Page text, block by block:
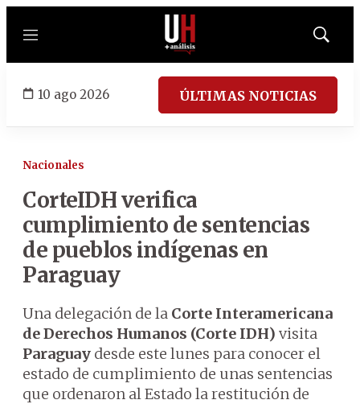
Menú
Mostrar
10 ago 2026 ÚLTIMAS NOTICIAS
Nacionales
CorteIDH verifica
cumplimiento de sentencias
de pueblos indígenas en
Paraguay
Una delegación de la Corte Interamericana
de Derechos Humanos (Corte IDH) visita
Paraguay desde este lunes para conocer el
estado de cumplimiento de unas sentencias
que ordenaron al Estado la restitución de